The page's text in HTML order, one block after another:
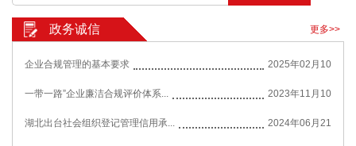
政务诚信 更多>>
企业合规管理的基本要求 2025年02月10
一带一路”企业廉洁合规评价体系... 2023年11月10
湖北出台社会组织登记管理信用承... 2024年06月21